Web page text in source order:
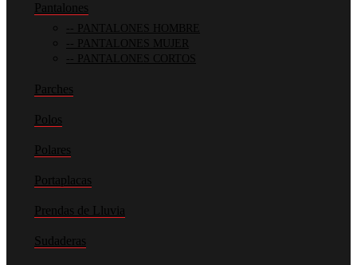
Pantalones
PANTALONES HOMBRE
PANTALONES MUJER
PANTALONES CORTOS
Parches
Polos
Polares
Portaplacas
Prendas de Lluvia
Sudaderas